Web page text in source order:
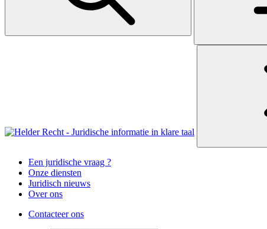
Een juridische vraag ?
Onze diensten
Juridisch nieuws
Over ons
Contacteer ons